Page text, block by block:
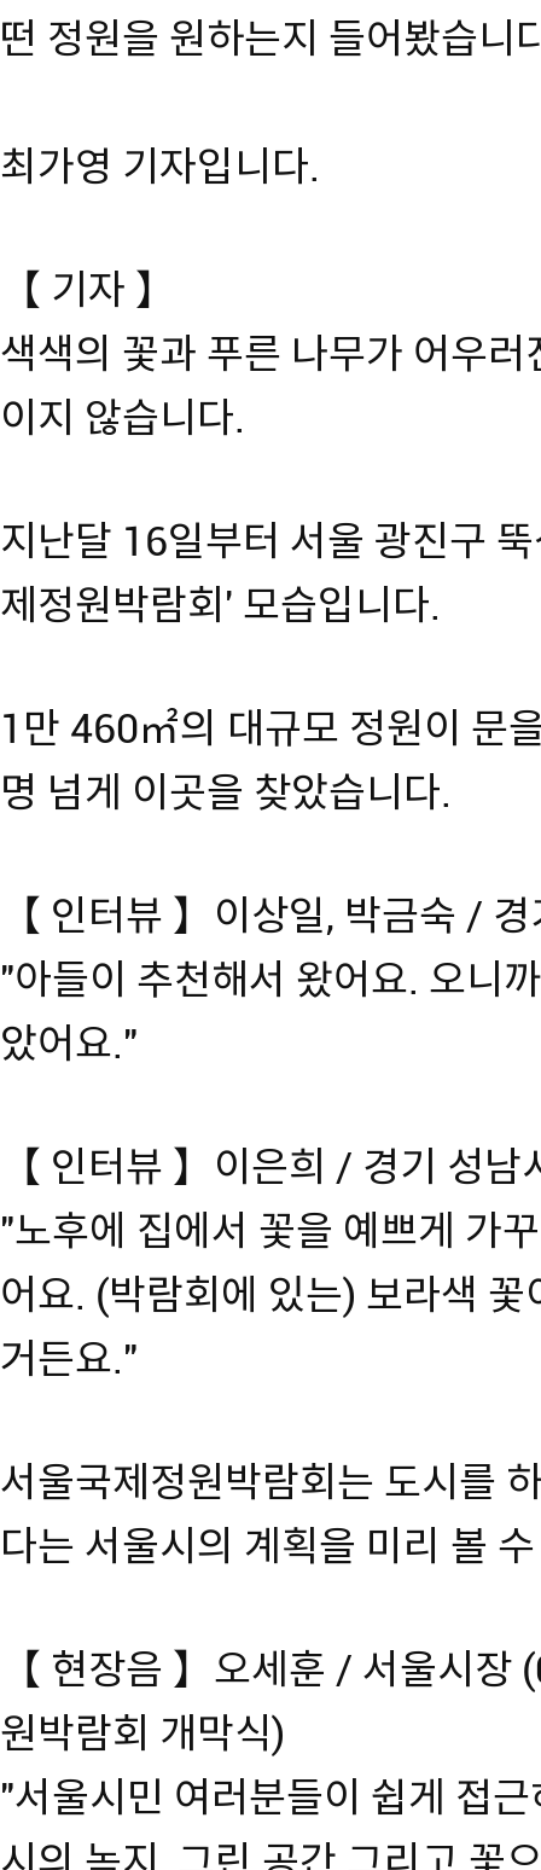
떤 정원을 원하는지 들어봤습니
최가영 기자입니다.
【 기자 】
색색의 꽃과 푸른 나무가 어우
이지 않습니다.
지난달 16일부터 서울 광진구
제정원박람회' 모습입니다.
1만 460㎡의 대규모 정원이 문
명 넘게 이곳을 찾았습니다.
【 인터뷰 】이상일, 박금숙 /
"아들이 추천해서 왔어요. 오니
았어요."
【 인터뷰 】이은희 / 경기 성남
"노후에 집에서 꽃을 예쁘게 가
어요. (박람회에 있는) 보라색
거든요."
서울국제정원박람회는 도시를
다는 서울시의 계획을 미리 볼
【 현장음 】오세훈 / 서울시
원박람회 개막식)
"서울시민 여러분들이 쉽게 접